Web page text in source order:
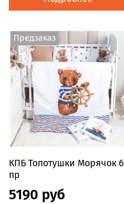
Предзаказ
КПБ Топотушки Морячок 6
пр
5190 руб